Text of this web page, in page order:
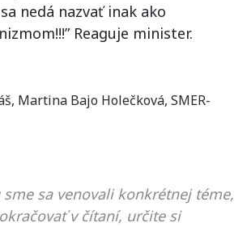
nedá nazvať inak ako
Reaguje minister.
, Martina Bajo Holečková, SMER-
sa venovali konkrétnej téme,
v čítaní, určite si